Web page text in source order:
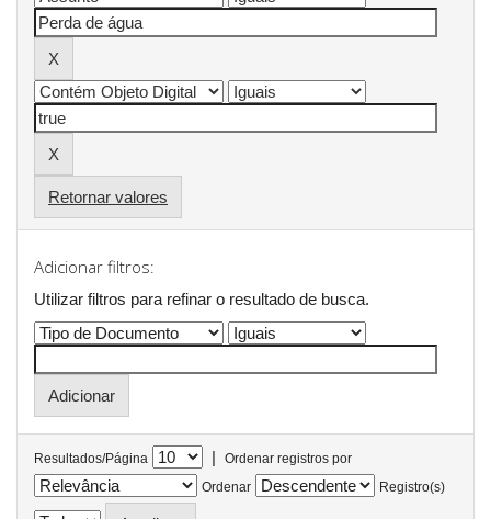
Retornar valores
Adicionar filtros:
Utilizar filtros para refinar o resultado de busca.
Resultados/Página |
Ordenar registros por
Ordenar
Registro(s)